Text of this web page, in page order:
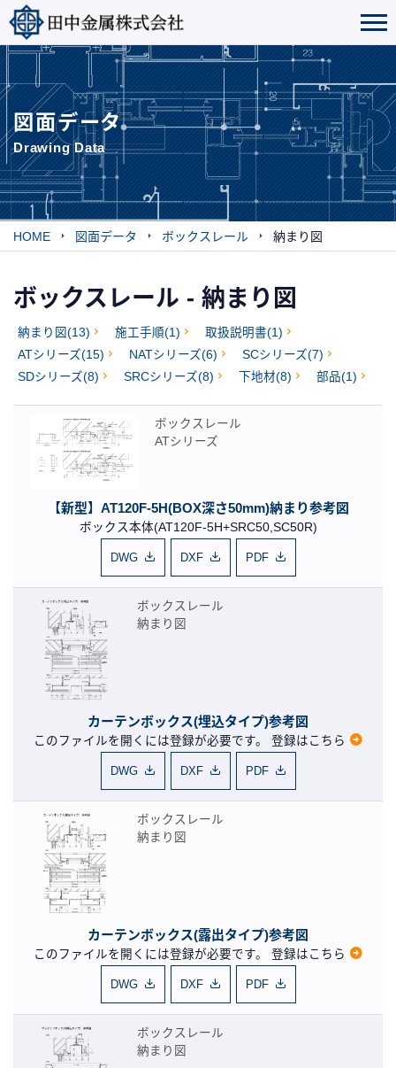
図面データ
Drawing Data
HOME 図面データ ボックスレール 納まり図
ボックスレール - 納まり図
納まり図(13) 施工手順(1)
取扱説明書(1)
ATシリーズ(15)
NATシリーズ(6)
SCシリーズ(7)
SDシリーズ(8)
SRCシリーズ(8) 下地材(8) 部品(1)
ボックスレール
ATシリーズ
【新型】AT120F-5H(BOX深さ50mm)納まり参考図
ボックス本体(AT120F-5H+SRC50,SC50R)
DWG DXF PDF
ボックスレール
納まり図
カーテンボックス(埋込タイプ)参考図
このファイルを開くには登録が必要です。登録はこちら
DWG DXF PDF
ボックスレール
納まり図
カーテンボックス(露出タイプ)参考図
このファイルを開くには登録が必要です。登録はこちら
DWG DXF PDF
ボックスレール
納まり図